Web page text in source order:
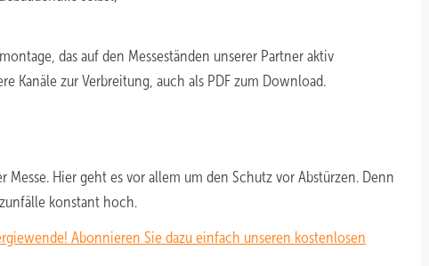
das auf den Messeständen unserer Partner aktiv
Kanäle zur Verbreitung, auch als PDF zum Download.
Hier geht es vor allem um den Schutz vor Abstürzen. Denn
konstant hoch.
Abonnieren Sie dazu einfach unseren kostenlosen